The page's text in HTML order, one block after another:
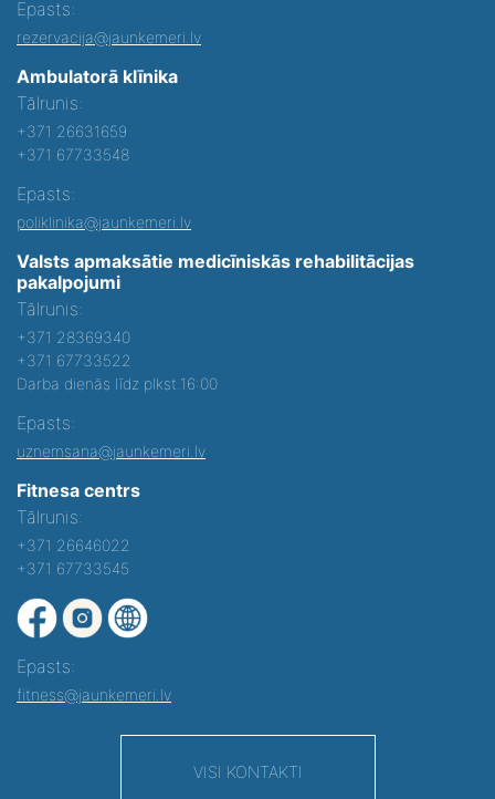
Epasts:
rezervacija@jaunkemeri.lv
Ambulatorā klīnika
Tālrunis:
+371 26631659
+371 67733548
Epasts:
poliklinika@jaunkemeri.lv
Valsts apmaksātie medicīniskās rehabilitācijas
pakalpojumi
Tālrunis:
+371 28369340
+371 67733522
Darba dienās līdz plkst.16:00
Epasts:
uznemsana@jaunkemeri.lv
Fitnesa centrs
Tālrunis:
+371 26646022
+371 67733545
Epasts:
fitness@jaunkemeri.lv
VISI KONTAKTI